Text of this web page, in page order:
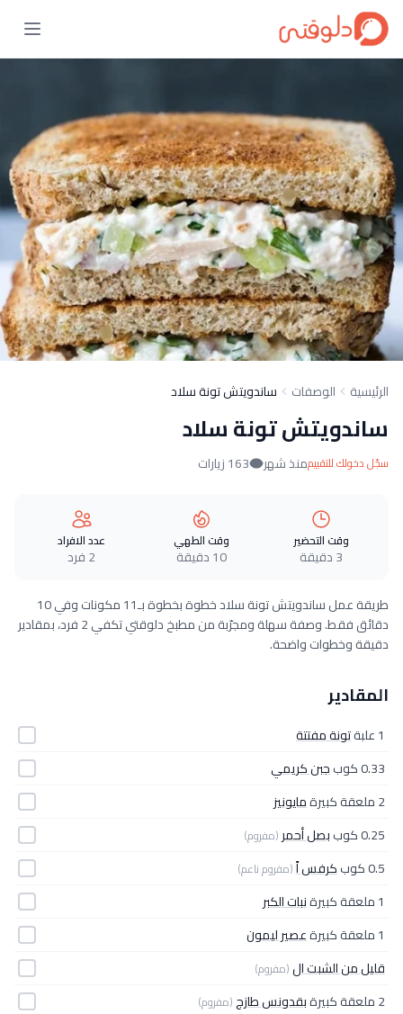
الرئيسية الوصفات ساندويتش تونة سلاد
ساندويتش تونة سلاد
سجّل دخولك للتقييممنذ شهر 163 زيارات
وقت التحضير
3 دقيقة
وقت الطهي
10 دقيقة
عدد الافراد
2 فرد
طريقة عمل ساندويتش تونة سلاد خطوة بخطوة بـ11 مكونات وفي 10
دقائق فقط. وصفة سهلة ومجرّبة من مطبخ دلوقتي تكفي 2 فرد، بمقادير
دقيقة وخطوات واضحة.
المقادير
1 علبة
تونة مفتتة
0.33 كوب
جبن كريمي
2 ملعقة كبيرة
مايونيز
0.25 كوب
بصل أحمر (مفروم)
0.5 كوب كرفس اً(مفروم ناعم)
1 ملعقة كبيرة
نبات الكبر
1 ملعقة كبيرة
عصير ليمون
قليل من الشبت ال(مفروم)
2 ملعقة كبيرة بقدونس طازج(مفروم)